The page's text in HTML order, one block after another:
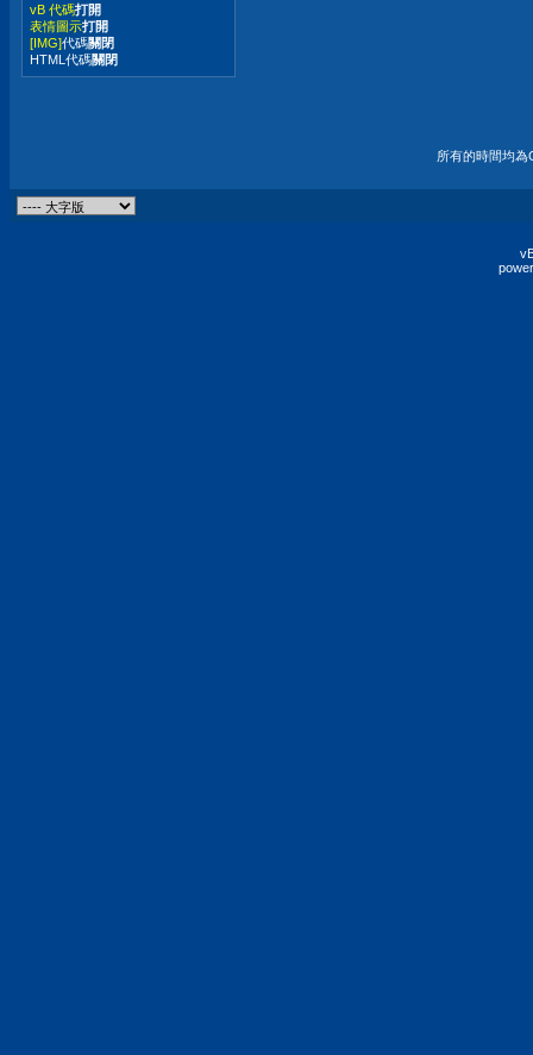
vB 代碼打開
表情圖示打開
[IMG]代碼關閉
HTML代碼關閉
所有的時間均為